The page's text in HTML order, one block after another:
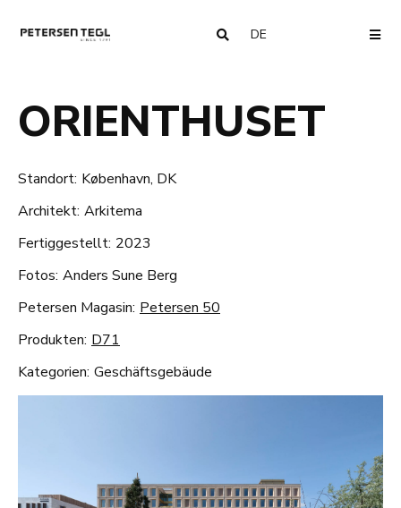
DE
ORIENTHUSET
Standort: København, DK
Architekt: Arkitema
Fertiggestellt: 2023
Fotos: Anders Sune Berg
Petersen Magasin: Petersen 50
Produkten: D71
Kategorien: Geschäftsgebäude